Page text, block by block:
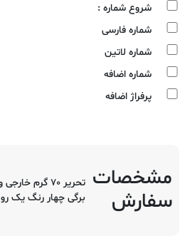
شروع شماره :
شماره فارسی
شماره لاتین
شماره اضافه
پرفراژ اضافه
مشخصات
سفارش
برگی چهار رنگ یک رو 42*29.7 1000 تایی 8 روزه